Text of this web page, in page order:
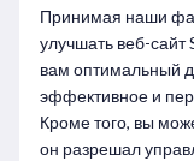
Принимая наши
улучшать веб-сайт
вам оптимальный
эффективное и
Кроме того, вы
он разрешал